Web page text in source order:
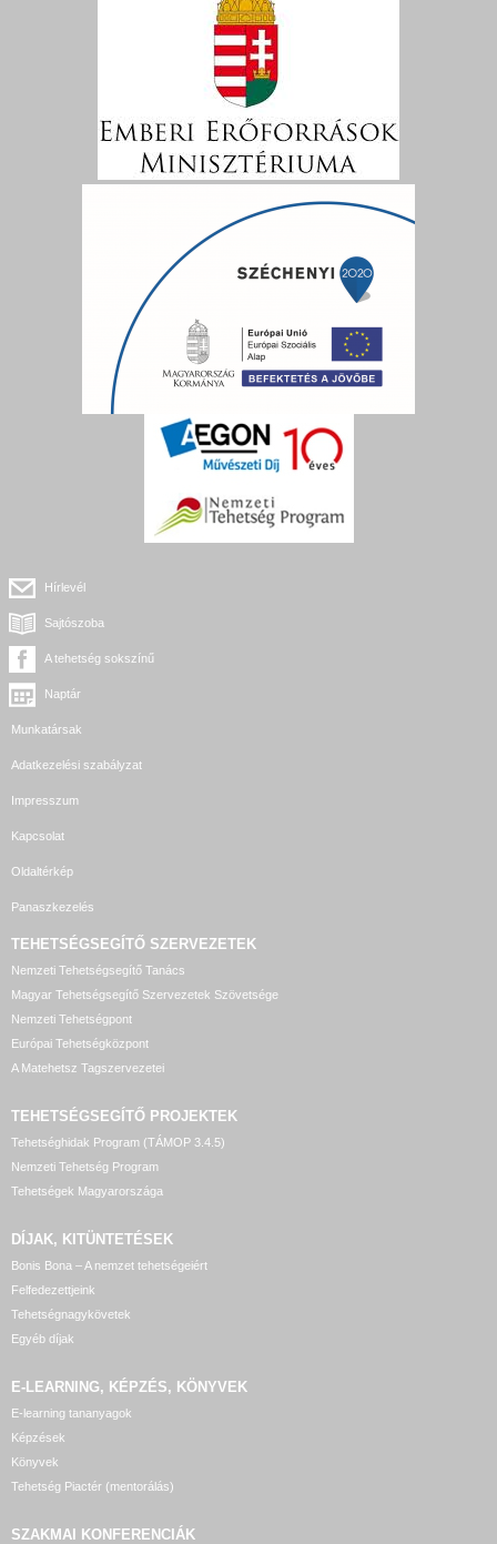
Hírlevél
Sajtószoba
A tehetség sokszínű
Naptár
Munkatársak
Adatkezelési szabályzat
Impresszum
Kapcsolat
Oldaltérkép
Panaszkezelés
TEHETSÉGSEGÍTŐ SZERVEZETEK
Nemzeti Tehetségsegítő Tanács
Magyar Tehetségsegítő Szervezetek Szövetsége
Nemzeti Tehetségpont
Európai Tehetségközpont
A Matehetsz Tagszervezetei
TEHETSÉGSEGÍTŐ PROJEKTEK
Tehetséghidak Program (TÁMOP 3.4.5)
Nemzeti Tehetség Program
Tehetségek Magyarországa
DÍJAK, KITÜNTETÉSEK
Bonis Bona – A nemzet tehetségeiért
Felfedezettjeink
Tehetségnagykövetek
Egyéb díjak
E-LEARNING, KÉPZÉS, KÖNYVEK
E-learning tananyagok
Képzések
Könyvek
Tehetség Piactér (mentorálás)
SZAKMAI KONFERENCIÁK